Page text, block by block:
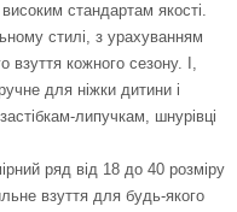
стандартам якості.
стилі, з урахуванням
взуття кожного сезону. І,
для ніжки дитини і
липучкам, шнурівці
ряд від 18 до 40 розміру
взуття для будь-якого